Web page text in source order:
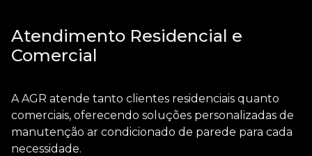
Atendimento Residencial e
Comercial
A AGR atende tanto clientes residenciais quanto
comerciais, oferecendo soluções personalizadas de
manutenção ar condicionado de parede para cada
necessidade.